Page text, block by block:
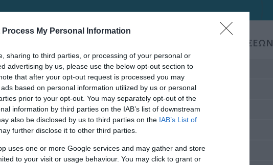
Process My Personal Information
sharing to third parties, or processing of your personal or
advertising by us, please use the below opt-out section to
that after your opt-out request is processed you may
based on personal information utilized by us or personal
prior to your opt-out. You may separately opt-out of the
information by third parties on the IAB’s list of downstream
also be disclosed by us to third parties on the IAB’s List of
further disclose it to other third parties.
uses one or more Google services and may gather and store
to your visit or usage behaviour. You may click to grant or
σχεδιασμό, τεχνογνωσία,
και σύγχρονων επικοινωνιακών
των Δημοσίων Σχέσεων και της
και την εκτεταμένη εμπειρία που
όλων των παραπάνω.
ΔΙΟΡΓΑΝΩΣΗ ΕΚΔΗΛΩΣΕΩΝ
Σχεδιασμός Εκδηλώσεων
Οικονομική Διαχείριση
Διαχείριση Χώρων
Τεχνική Υποστήριξη